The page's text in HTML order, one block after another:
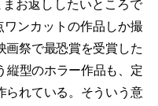
お返ししたいところで
ンカットの作品しか撮
画祭で最恐賞を受賞した
縦型のホラー作品も、定
られている。そういう意